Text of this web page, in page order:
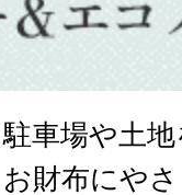
車場や土
財布にや